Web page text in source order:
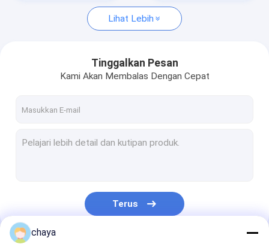
Handheld Ultrasound Scanner
Hewan Ultrasound Scanner
Peralatan Pelindung Pribadi APD
Digital Video Otoscope
Lihat Lebih
Tinggalkan Pesan
Kami Akan Membalas Dengan Cepat
Terus
chaya